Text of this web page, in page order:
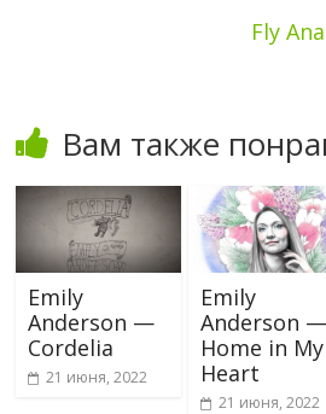
Fly
Вам также
Emily
Anderson —
Cordelia
21 июня, 2022
Emily
Anderson —
Home in My
Heart
21 июня, 2022